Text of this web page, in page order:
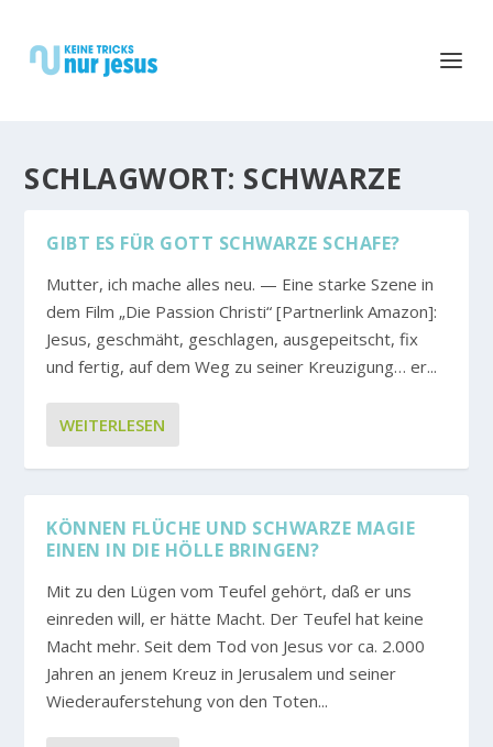
SCHLAGWORT: SCHWARZE
GIBT ES FÜR GOTT SCHWARZE SCHAFE?
Mutter, ich mache alles neu. — Eine starke Szene in
dem Film „Die Passion Christi“ [Partnerlink Amazon]:
Jesus, geschmäht, geschlagen, ausgepeitscht, fix
und fertig, auf dem Weg zu seiner Kreuzigung… er...
WEITERLESEN
KÖNNEN FLÜCHE UND SCHWARZE MAGIE
EINEN IN DIE HÖLLE BRINGEN?
Mit zu den Lügen vom Teufel gehört, daß er uns
einreden will, er hätte Macht. Der Teufel hat keine
Macht mehr. Seit dem Tod von Jesus vor ca. 2.000
Jahren an jenem Kreuz in Jerusalem und seiner
Wiederauferstehung von den Toten...